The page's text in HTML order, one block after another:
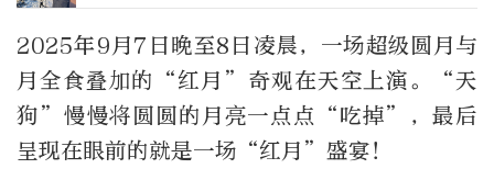
2025年9月7日晚至8日凌晨，一场超级圆月与
月全食叠加的“红月”奇观在天空上演。“天
狗”慢慢将圆圆的月亮一点点“吃掉”，最后
呈现在眼前的就是一场“红月”盛宴！